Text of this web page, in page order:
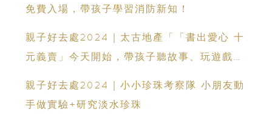
免費入場，帶孩子學習消防新知！
親子好去處2024｜太古地產「「書出愛心 十
元義賣」今天開始，帶孩子聽故事、玩遊戲、
親子好去處2024｜小小珍珠考察隊 小朋友動
手做實驗+研究淡水珍珠